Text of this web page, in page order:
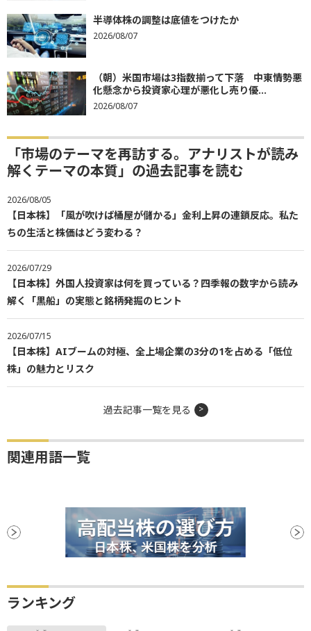
半導体株の調整は底値をつけたか
2026/08/07
（朝）米国市場は3指数揃って下落 中東情勢悪
化懸念から投資家心理が悪化し売り優...
2026/08/07
「市場のテーマを再訪する。アナリストが読み
解くテーマの本質」の過去記事を読む
2026/08/05
【日本株】「風が吹けば桶屋が儲かる」金利上昇の連鎖反応。私た
ちの生活と株価はどう変わる？
2026/07/29
【日本株】外国人投資家は何を買っている？四季報の数字から読み
解く「黒船」の実態と銘柄発掘のヒント
2026/07/15
【日本株】AIブームの対極、全上場企業の3分の1を占める「低位
株」の魅力とリスク
過去記事一覧を見る
関連用語一覧
ランキング